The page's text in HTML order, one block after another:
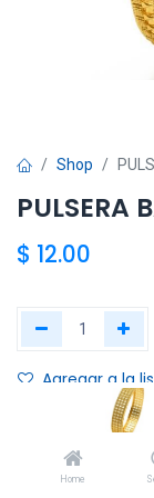
Home
Shop
PULSERA
$ 12.00
Agregar a la
Terms and